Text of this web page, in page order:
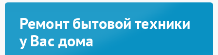
Ремонт бытовой техники
у Вас дома